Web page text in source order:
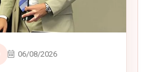
06/08/2026